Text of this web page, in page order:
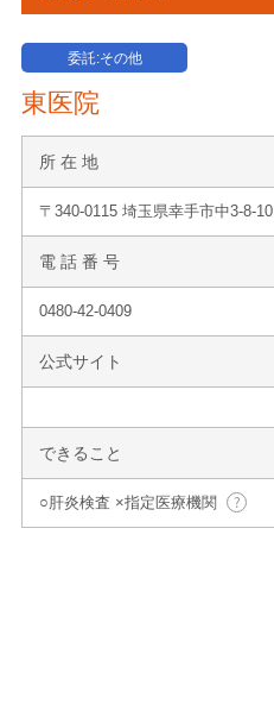
委託:その他
東医院
所 在 地
〒340-0115 埼玉県幸手市中3-8-10
電 話 番 号
0480-42-0409
公式サイト
できること
○肝炎検査 ×指定医療機関